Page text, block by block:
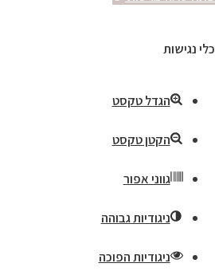
כלי נגישות
הגדל טקסט
הקטן טקסט
גווני אפור
ניגודיות גבוהה
ניגודיות הפוכה